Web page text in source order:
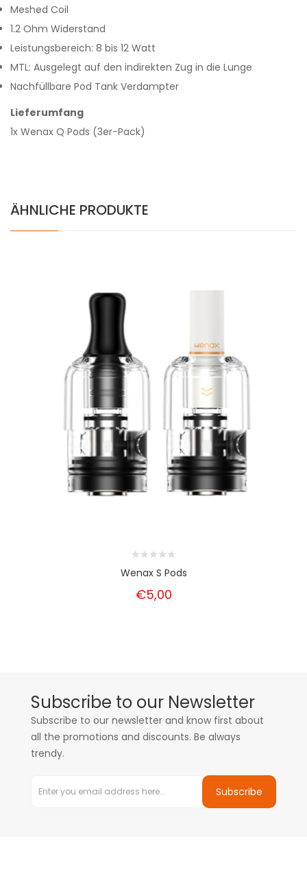
Meshed Coil
1.2 Ohm Widerstand
Leistungsbereich: 8 bis 12 Watt
MTL: Ausgelegt auf den indirekten Zug in die Lunge
Nachfüllbare Pod Tank Verdampter
Lieferumfang
1x Wenax Q Pods (3er-Pack)
ÄHNLICHE PRODUKTE
Wenax S Pods
€5,00
Subscribe to our Newsletter
Subscribe to our newsletter and know first about
all the promotions and discounts. Be always
trendy.
Subscribe